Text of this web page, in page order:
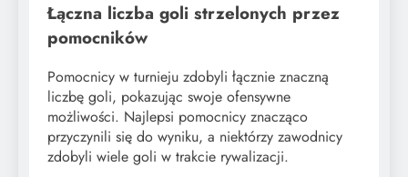
Łączna liczba goli strzelonych przez
pomocników
Pomocnicy w turnieju zdobyli łącznie znaczną
liczbę goli, pokazując swoje ofensywne
możliwości. Najlepsi pomocnicy znacząco
przyczynili się do wyniku, a niektórzy zawodnicy
zdobyli wiele goli w trakcie rywalizacji.